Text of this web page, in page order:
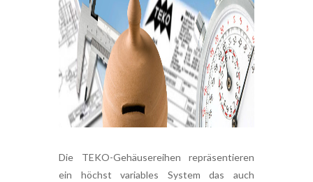
Die TEKO-Gehäusereihen repräsentieren
ein höchst variables System das auch